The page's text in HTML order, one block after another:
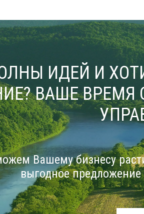
ИДЕЙ И
ВАШЕ ВРЕМЯ
Вашему бизнесу
выгодное